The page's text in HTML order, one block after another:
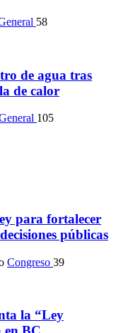
58
de agua tras
de calor
105
para fortalecer
públicas
Congreso 39
la “Ley